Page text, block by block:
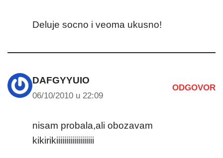
Deluje socno i veoma ukusno!
DAFGYYUIO
06/10/2010 u 22:09
ODGOVOR
nisam probala,ali obozavam
kikirikiiiiiiiiiiiiiiiiiii